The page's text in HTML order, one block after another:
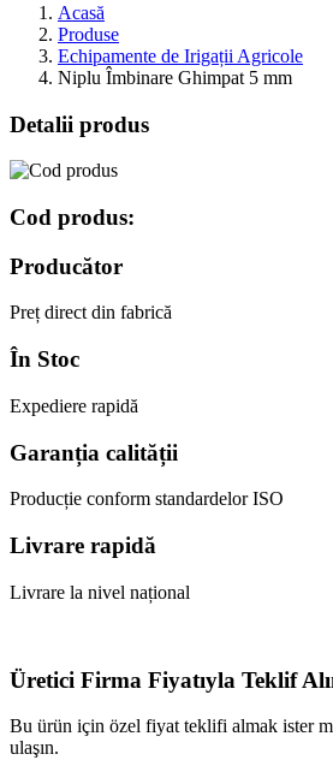
Acasă
Produse
Echipamente de Irigații Agricole
Niplu Îmbinare Ghimpat 5 mm
Detalii produs
Cod produs:
Producător
Preț direct din fabrică
În Stoc
Expediere rapidă
Garanția calității
Producție conform standardelor ISO
Livrare rapidă
Livrare la nivel național
Üretici Firma Fiyatıyla Teklif
Bu ürün için özel fiyat teklifi almak ister
ulaşın.